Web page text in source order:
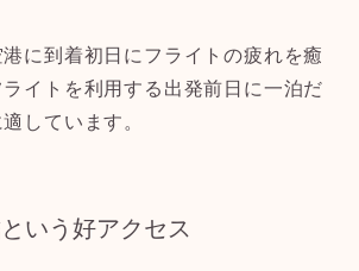
に到着初日にフライトの疲れを癒
イトを利用する出発前日に一泊だ
しています。
いう好アクセス